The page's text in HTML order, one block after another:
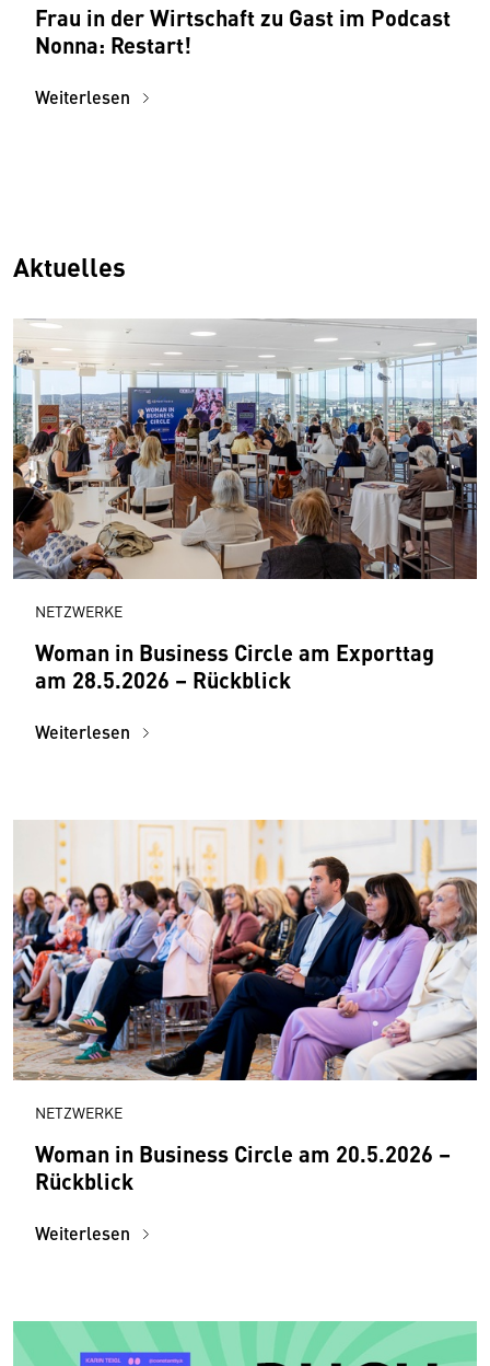
Frau in der Wirtschaft zu Gast im Podcast
Nonna: Restart!
Weiterlesen
Aktuelles
NETZWERKE
Woman in Business Circle am Exporttag
am 28.5.2026 – Rückblick
Weiterlesen
NETZWERKE
Woman in Business Circle am 20.5.2026 –
Rückblick
Weiterlesen